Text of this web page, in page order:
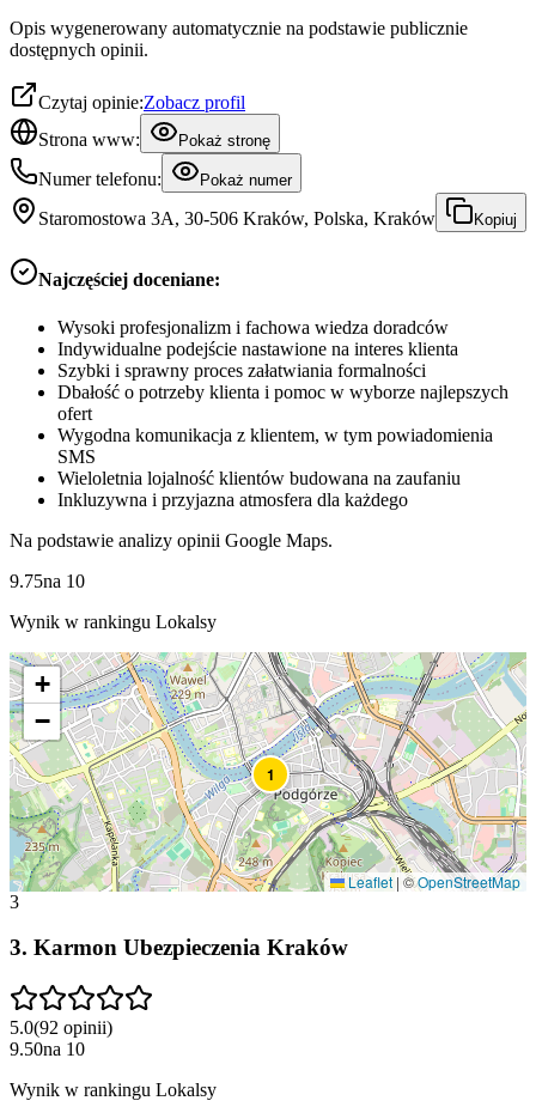
Opis wygenerowany automatycznie na podstawie publicznie
dostępnych opinii.
Czytaj opinie:Zobacz profil
Strona www:
Pokaż stronę
Numer telefonu: Pokaż numer
Staromostowa 3A, 30-506 Kraków, Polska, Kraków Kopiuj
Najczęściej doceniane:
Wysoki profesjonalizm i fachowa wiedza doradców
Indywidualne podejście nastawione na interes klienta
Szybki i sprawny proces załatwiania formalności
Dbałość o potrzeby klienta i pomoc w wyborze najlepszych
ofert
Wygodna komunikacja z klientem, w tym powiadomienia
SMS
Wieloletnia lojalność klientów budowana na zaufaniu
Inkluzywna i przyjazna atmosfera dla każdego
Na podstawie analizy opinii Google Maps.
9.75na 10
Wynik w rankingu Lokalsy
1
+
−
Leaflet | ©OpenStreetMap
3
3. Karmon Ubezpieczenia Kraków
5.0(92 opinii)
9.50na 10
Wynik w rankingu Lokalsy